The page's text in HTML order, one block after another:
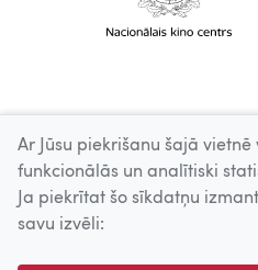
Ar Jūsu piekrišanu šajā
funkcionālās un analītiski
Ja piekrītat šo sīkdatņu
savu izvēli: